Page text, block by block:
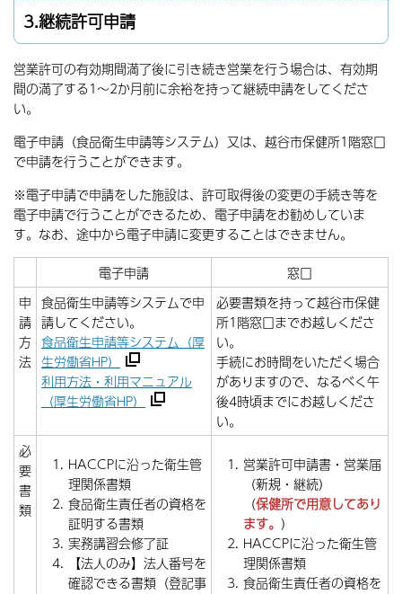
3.継続許可申請
営業許可の有効期間満了後に引き続き営業を行う場合は、有効期
間の満了する1～2か月前に余裕を持って継続申請をしてくださ
い。
電子申請（食品衛生申請等システム）又は、越谷市保健所1階窓口
で申請を行うことができます。
※電子申請で申請をした施設は、許可取得後の変更の手続き等を
電子申請で行うことができるため、電子申請をお勧めしていま
す。なお、途中から電子申請に変更することはできません。
電子申請
窓口
申
請
方
法
食品衛生申請等システムで申
請してください。
食品衛生申請等システム（厚
生労働省HP）
利用方法・利用マニュアル
（厚生労働省HP）
必要書類を持って越谷市保健
所1階窓口までお越しくださ
い。
手続にお時間をいただく場合
がありますので、なるべく午
後4時頃までにお越しくださ
い。
必
要
書
類
HACCPに沿った衛生管
理関係書類
食品衛生責任者の資格を
証明する書類
実務講習会修了証
【法人のみ】法人番号を
確認できる書類（登記事
営業許可申請書・営業届
（新規・継続）
（保健所で用意してあり
ます。 ）
HACCPに沿った衛生管
理関係書類
食品衛生責任者の資格を